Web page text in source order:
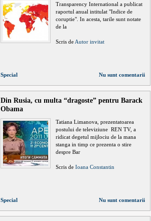
Transparency International a publicat
raportul anual intitulat "Indice de
coruptie". In acesta, tarile sunt notate
de la
Scris de Autor invitat
Special Nu sunt comentarii
Din Rusia, cu multa “dragoste” pentru Barack
Obama
Tatiana Limanova, prezentatoarea
postului de televiziune REN TV, a
ridicat degetul mijlociu de la mana
stanga in timp ce prezenta o stire
despre Bar
Scris de Ioana Constantin
Special Nu sunt comentarii